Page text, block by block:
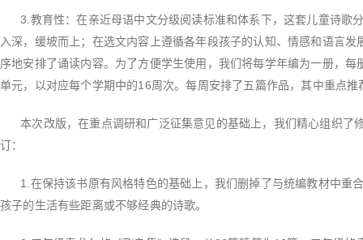
3. 教育性：在亲近母语中文分级阅读标准和体系下，这套儿童诗歌
入深，缓坡而上；在选文内容上遵循各年段孩子的认知、情感和语言发
序地安排了诵读内容。为了方便学生使用，我们将每学年编为一册，每
单元，以对应每个学期中的16周次。每周安排了五篇作品，其中重点推
本次改版，在重点调研和广泛征集意见的基础上，我们精心组织了
订：
1. 在保持该书原有风格特色的基础上，我们删掉了与统编教材中重
孩子的生活有些距离或不够经典的诗歌。